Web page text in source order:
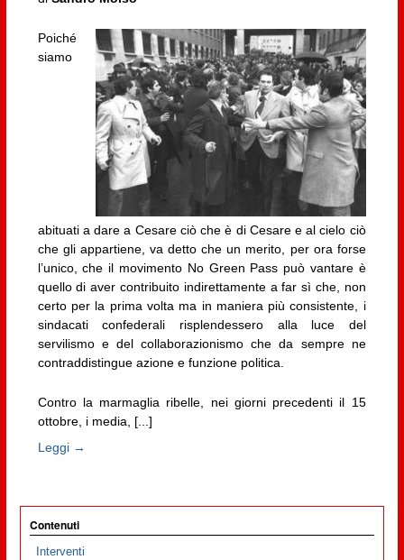
Poiché
siamo
abituati a dare a Cesare ciò che è di Cesare e al cielo ciò
che gli appartiene, va detto che un merito, per ora forse
l’unico, che il movimento No Green Pass può vantare è
quello di aver contribuito indirettamente a far sì che, non
certo per la prima volta ma in maniera più consistente, i
sindacati confederali risplendessero alla luce del
servilismo e del collaborazionismo che da sempre ne
contraddistingue azione e funzione politica.
Contro la marmaglia ribelle, nei giorni precedenti il 15
ottobre, i media, [...]
Leggi →
Contenuti
Interventi